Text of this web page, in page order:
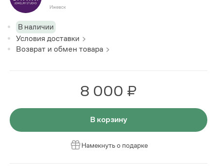
Ижевск
В наличии
Условия доставки
Возврат и обмен товара
8 000 ₽
В корзину
Намекнуть о подарке